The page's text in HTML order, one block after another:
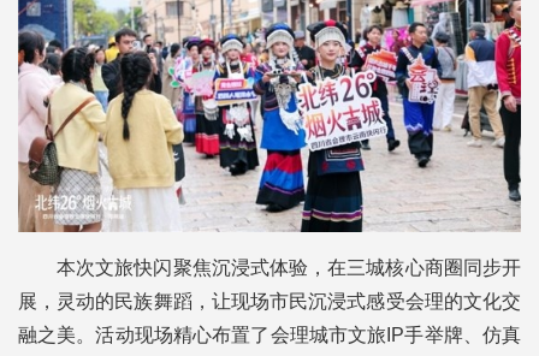
本次文旅快闪聚焦沉浸式体验，在三城核心商圈同步开
展，灵动的民族舞蹈，让现场市民沉浸式感受会理的文化交
融之美。活动现场精心布置了会理城市文旅IP手举牌、仿真